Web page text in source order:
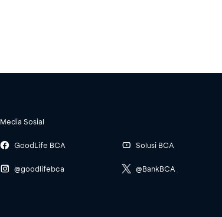
Media Sosial
GoodLife BCA
@goodlifebca
Solusi BCA
@BankBCA